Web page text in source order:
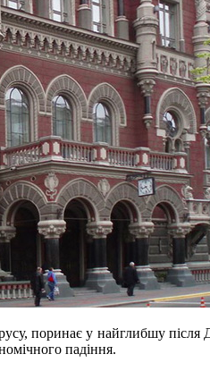
поринає у найглибшу
падіння.